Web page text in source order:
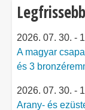
Legfrissebb
2026. 07. 30. -
A magyar
és 3
2026. 07. 30. -
Arany- és